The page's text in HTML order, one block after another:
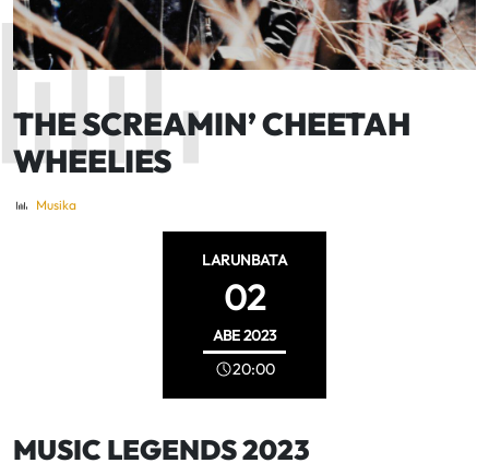
THE SCREAMIN’ CHEETAH
WHEELIES
Musika
LARUNBATA
02
ABE2023
20:00
MUSIC LEGENDS 2023